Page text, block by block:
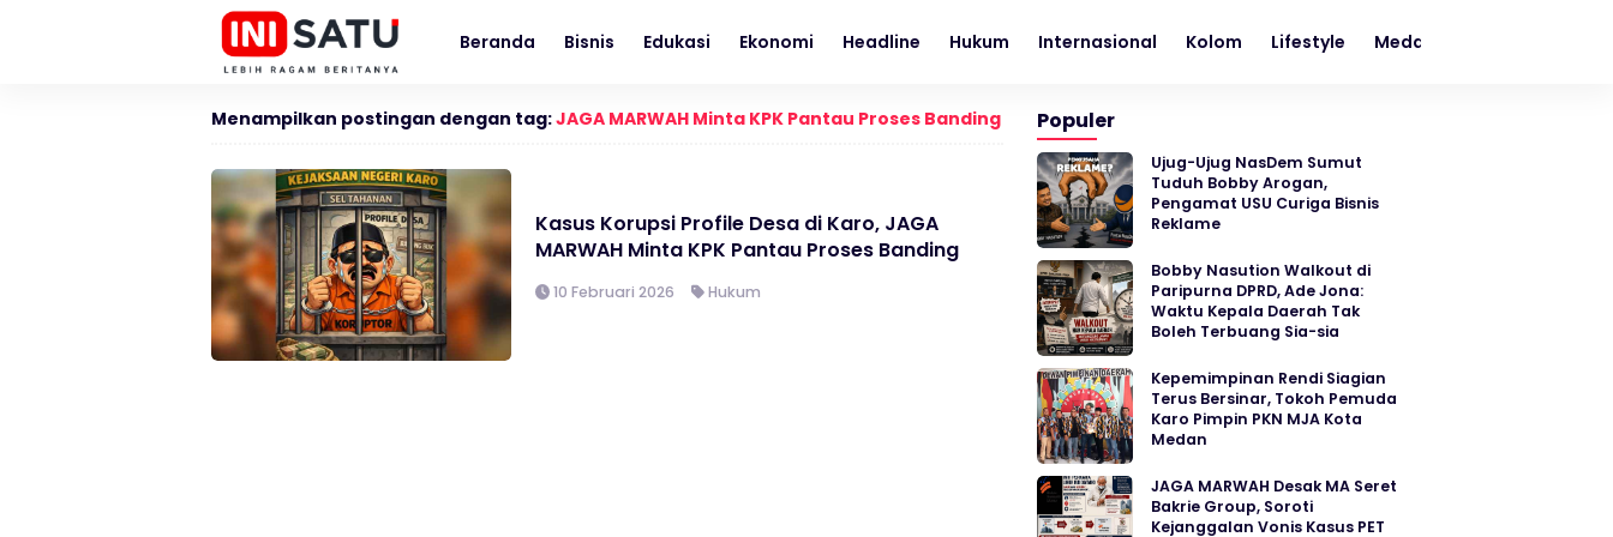
Beranda Bisnis Edukasi Ekonomi Headline Hukum Internasional Kolom Lifestyle Medan
Menampilkan postingan dengan tag:JAGA MARWAH Minta KPK Pantau Proses Banding
Kasus Korupsi Profile Desa di Karo, JAGA
MARWAH Minta KPK Pantau Proses Banding
10 Februari 2026 Hukum
Populer
Ujug-Ujug NasDem Sumut
Tuduh Bobby Arogan,
Pengamat USU Curiga Bisnis
Reklame
Bobby Nasution Walkout di
Paripurna DPRD, Ade Jona:
Waktu Kepala Daerah Tak
Boleh Terbuang Sia-sia
Kepemimpinan Rendi Siagian
Terus Bersinar, Tokoh Pemuda
Karo Pimpin PKN MJA Kota
Medan
JAGA MARWAH Desak MA Seret
Bakrie Group, Soroti
Kejanggalan Vonis Kasus PET